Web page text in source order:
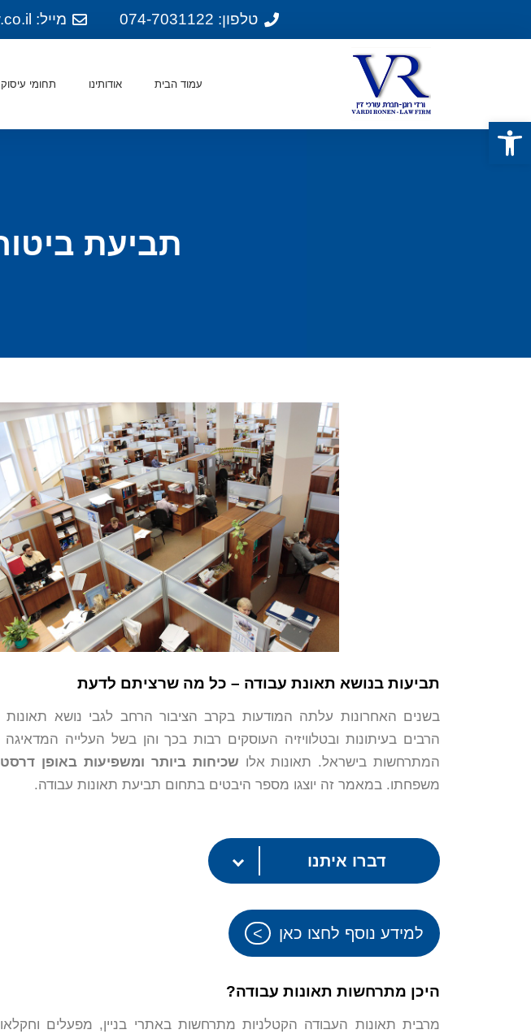
פתח סרגל נגישות
טלפון: 074-7031122 מייל: ronen@vardi-law.co.il
עמוד הבית אודותינו תחומי עיסוק
תביעת
תביעות בנושא תאונת עבודה – כל מה שרציתם לדעת
בשנים האחרונות עלתה המודעות בקרב הציבור הרחב לגבי נושא
הרבים בעיתונות ובטלוויזיה העוסקים רבות בכך והן בשל העלייה
המתרחשות בישראל. תאונות אלו שכיחות ביותר ומשפיעות באופן
משפחתו. במאמר זה יוצגו מספר היבטים בתחום תביעת תאונות עבודה.
דברו איתנו
למידע נוסף לחצו כאן
היכן מתרחשות תאונות עבודה?
מרבית תאונות העבודה הקטלניות מתרחשות באתרי בניין, מפעלים